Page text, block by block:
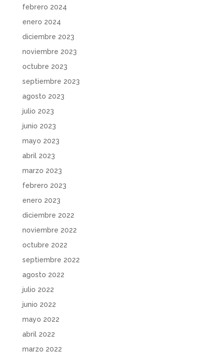
febrero 2024
enero 2024
diciembre 2023
noviembre 2023
octubre 2023
septiembre 2023
agosto 2023
julio 2023
junio 2023
mayo 2023
abril 2023
marzo 2023
febrero 2023
enero 2023
diciembre 2022
noviembre 2022
octubre 2022
septiembre 2022
agosto 2022
julio 2022
junio 2022
mayo 2022
abril 2022
marzo 2022